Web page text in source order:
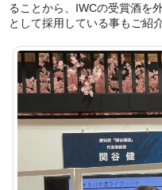
ることから、IWCの受賞酒を
として採用している事もご紹